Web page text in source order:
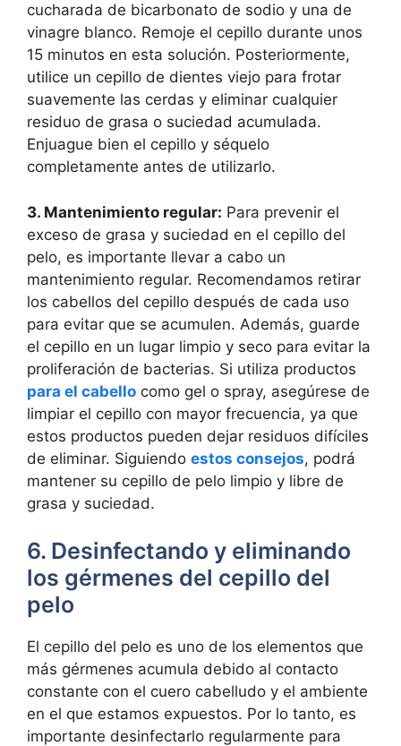
cucharada de bicarbonato de sodio y una de
vinagre blanco. Remoje el cepillo durante unos
15 minutos en esta solución. Posteriormente,
utilice un cepillo de dientes viejo para frotar
suavemente las cerdas y eliminar cualquier
residuo de grasa o suciedad acumulada.
Enjuague bien el cepillo y séquelo
completamente antes de utilizarlo.
3. Mantenimiento regular: Para prevenir el
exceso de grasa y suciedad en el cepillo del
pelo, es importante llevar a cabo un
mantenimiento regular. Recomendamos retirar
los cabellos del cepillo después de cada uso
para evitar que se acumulen. Además, guarde
el cepillo en un lugar limpio y seco para evitar la
proliferación de bacterias. Si utiliza productos
para el cabello como gel o spray, asegúrese de
limpiar el cepillo con mayor frecuencia, ya que
estos productos pueden dejar residuos difíciles
de eliminar. Siguiendo estos consejos, podrá
mantener su cepillo de pelo limpio y libre de
grasa y suciedad.
6. Desinfectando y eliminando
los gérmenes del cepillo del
pelo
El cepillo del pelo es uno de los elementos que
más gérmenes acumula debido al contacto
constante con el cuero cabelludo y el ambiente
en el que estamos expuestos. Por lo tanto, es
importante desinfectarlo regularmente para